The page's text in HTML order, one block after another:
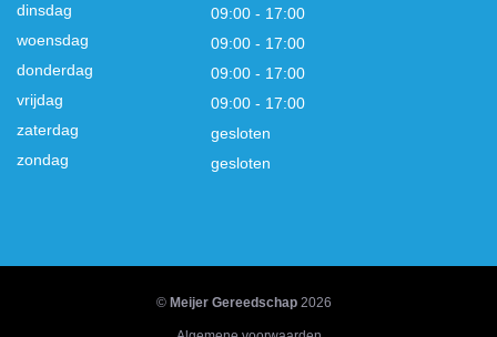
dinsdag
09:00 - 17:00
woensdag
09:00 - 17:00
donderdag
09:00 - 17:00
vrijdag
09:00 - 17:00
zaterdag
gesloten
zondag
gesloten
© Meijer Gereedschap 2026